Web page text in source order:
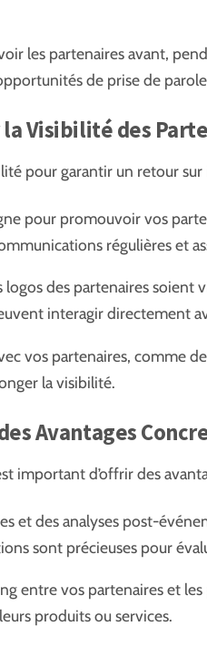
les partenaires avant,
de prise de
Visibilité des
pour garantir un retour
pour promouvoir vos
régulières et
des partenaires soient
interagir directement
vos partenaires, comme
la visibilité.
Avantages
important d’offrir des
et des analyses post-
sont précieuses pour
entre vos partenaires et
produits ou services.